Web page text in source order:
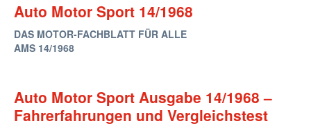
Auto Motor Sport 14/1968
DAS MOTOR-FACHBLATT FÜR ALLE
AMS 14/1968
Auto Motor Sport Ausgabe 14/1968 –
Fahrerfahrungen und Vergleichstest